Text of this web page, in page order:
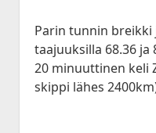
Parin tunnin breikki
taajuuksilla 68.36 ja
20 minuuttinen keli
skippi lähes